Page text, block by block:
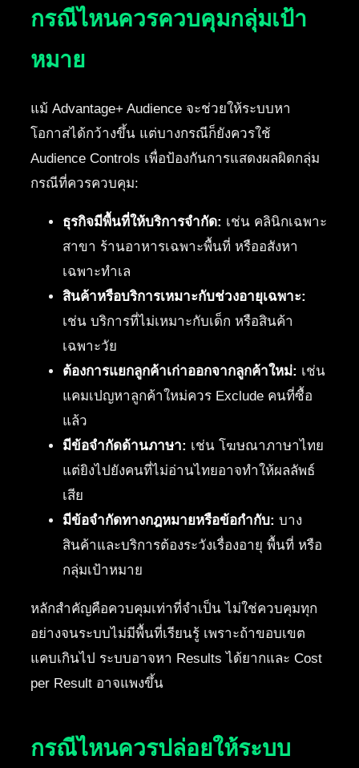
กรณีไหนควรควบคุมกลุ่มเป้า
หมาย
แม้ Advantage+ Audience จะช่วยให้ระบบหา
โอกาสได้กว้างขึ้น แต่บางกรณีก็ยังควรใช้
Audience Controls เพื่อป้องกันการแสดงผลผิดกลุ่ม
กรณีที่ควรควบคุม:
ธุรกิจมีพื้นที่ให้บริการจำกัด: เช่น คลินิกเฉพาะ
สาขา ร้านอาหารเฉพาะพื้นที่ หรืออสังหา
เฉพาะทำเล
สินค้าหรือบริการเหมาะกับช่วงอายุเฉพาะ:
เช่น บริการที่ไม่เหมาะกับเด็ก หรือสินค้า
เฉพาะวัย
ต้องการแยกลูกค้าเก่าออกจากลูกค้าใหม่: เช่น
แคมเปญหาลูกค้าใหม่ควร Exclude คนที่ซื้อ
แล้ว
มีข้อจำกัดด้านภาษา: เช่น โฆษณาภาษาไทย
แต่ยิงไปยังคนที่ไม่อ่านไทยอาจทำให้ผลลัพธ์
เสีย
มีข้อจำกัดทางกฎหมายหรือข้อกำกับ: บาง
สินค้าและบริการต้องระวังเรื่องอายุ พื้นที่ หรือ
กลุ่มเป้าหมาย
หลักสำคัญคือควบคุมเท่าที่จำเป็น ไม่ใช่ควบคุมทุก
อย่างจนระบบไม่มีพื้นที่เรียนรู้ เพราะถ้าขอบเขต
แคบเกินไป ระบบอาจหา Results ได้ยากและ Cost
per Result อาจแพงขึ้น
กรณีไหนควรปล่อยให้ระบบ